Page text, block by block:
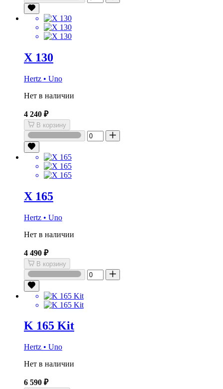
X 130
Hertz • Uno
Нет в наличии
4 240 ₽
В корзину
X 165
Hertz • Uno
Нет в наличии
4 490 ₽
В корзину
K 165 Kit
Hertz • Uno
Нет в наличии
6 590 ₽